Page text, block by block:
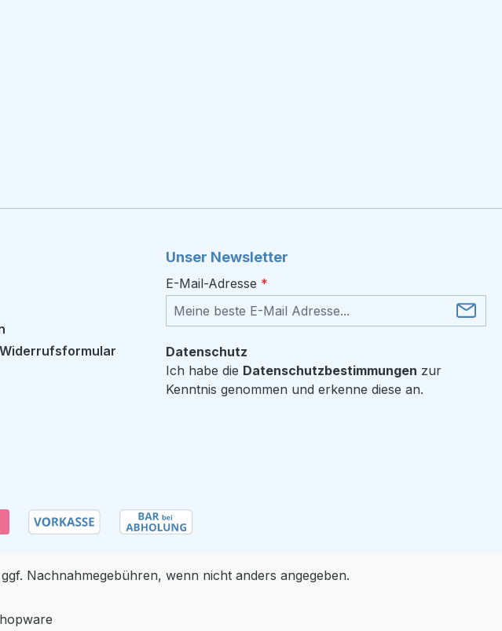
Unser Newsletter
E-Mail-Adresse *
Datenschutz
Ich habe die Datenschutzbestimmungen zur
Kenntnis genommen und erkenne diese an.
Nachnahmegebühren, wenn nicht anders angegeben.